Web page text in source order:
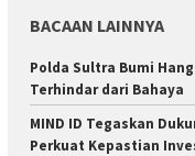
BACAAN LAINNYA
Polda Sultra Bumi
Terhindar dari Bahaya
MIND ID Tegaskan
Perkuat Kepastian